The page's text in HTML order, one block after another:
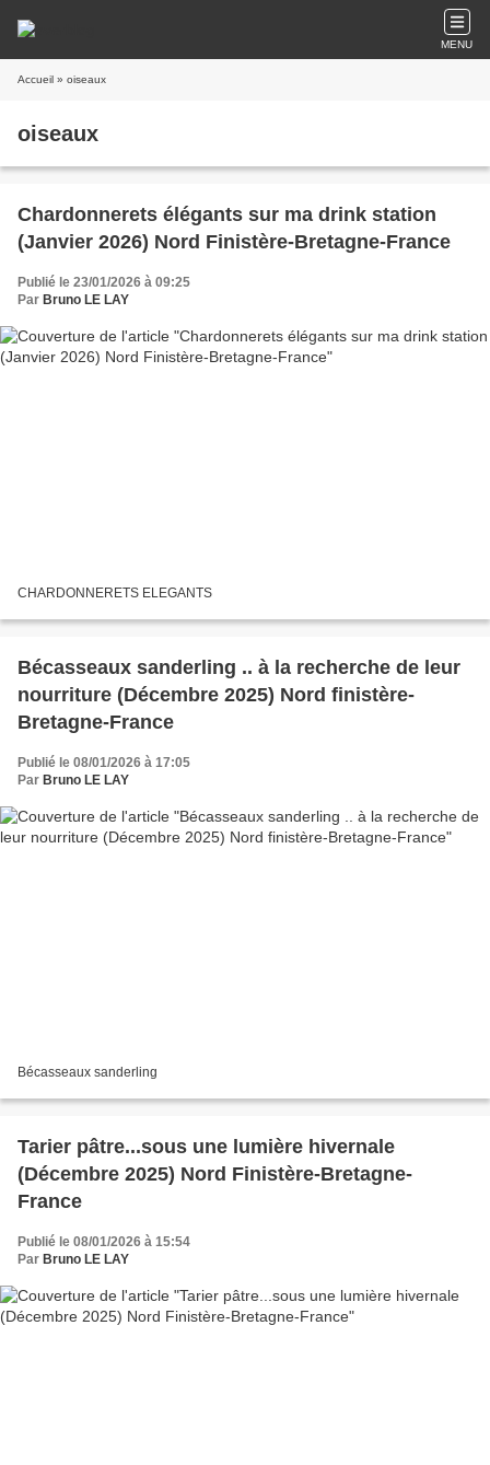
MENU
Accueil » oiseaux
oiseaux
Chardonnerets élégants sur ma drink station
(Janvier 2026) Nord Finistère-Bretagne-France
Publié le 23/01/2026 à 09:25
Par Bruno LE LAY
CHARDONNERETS ELEGANTS
Bécasseaux sanderling .. à la recherche de leur
nourriture (Décembre 2025) Nord finistère-
Bretagne-France
Publié le 08/01/2026 à 17:05
Par Bruno LE LAY
Bécasseaux sanderling
Tarier pâtre...sous une lumière hivernale
(Décembre 2025) Nord Finistère-Bretagne-
France
Publié le 08/01/2026 à 15:54
Par Bruno LE LAY